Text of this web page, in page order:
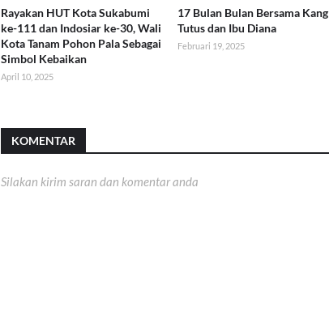
Rayakan HUT Kota Sukabumi
ke-111 dan Indosiar ke-30, Wali
Kota Tanam Pohon Pala Sebagai
Simbol Kebaikan
April 10, 2025
17 Bulan Bulan Bersama Kang
Tutus dan Ibu Diana
Februari 19, 2025
KOMENTAR
Silakan kirim saran dan komentar anda